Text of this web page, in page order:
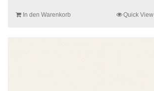
In den Warenkorb Quick View